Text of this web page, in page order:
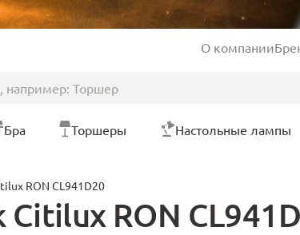
О компании
Бра Торшеры Настольные лампы
RON CL941D20
RON